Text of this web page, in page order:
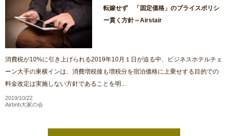
転嫁せず 「固定価格」のプライスポリシ
ー貫く方針～Airstair
消費税が10%に引き上げられる2019年10月１日が迫る中、ビジネスホテルチェ
ーン大手の東横インは、消費増税後も増税分を宿泊価格に上乗せする目的での
料金改定は実施しない方針であることを明...
2019/10/22
Airbnb大家の会